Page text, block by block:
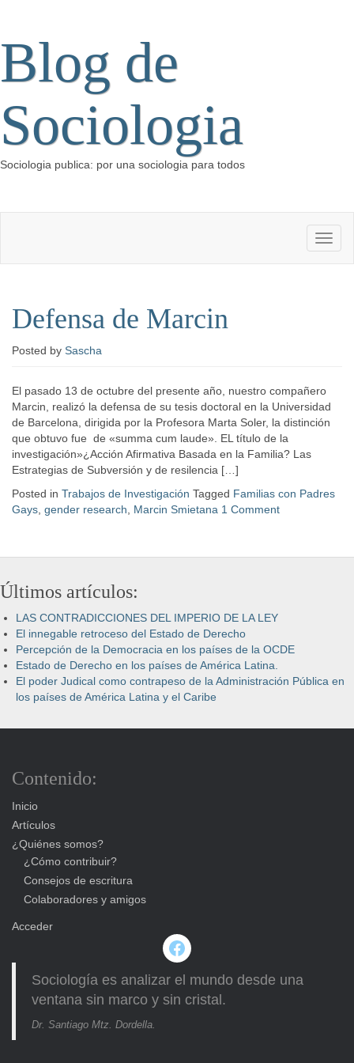
Blog de
Sociologia
Sociologia publica: por una sociologia para todos
Defensa de Marcin
Posted by Sascha
El pasado 13 de octubre del presente año, nuestro compañero
Marcin, realizó la defensa de su tesis doctoral en la Universidad
de Barcelona, dirigida por la Profesora Marta Soler, la distinción
que obtuvo fue de «summa cum laude». EL título de la
investigación»¿Acción Afirmativa Basada en la Familia? Las
Estrategias de Subversión y de resilencia […]
Posted in Trabajos de Investigación Tagged Familias con Padres
Gays gender research Marcin Smietana 1 Comment
Últimos artículos:
LAS CONTRADICCIONES DEL IMPERIO DE LA LEY
El innegable retroceso del Estado de Derecho
Percepción de la Democracia en los países de la OCDE
Estado de Derecho en los países de América Latina.
El poder Judical como contrapeso de la Administración Pública en
los países de América Latina y el Caribe
Contenido:
Inicio
Artículos
¿Quiénes somos?
¿Cómo contribuir?
Consejos de escritura
Colaboradores y amigos
Acceder
Facebook
Sociología es analizar el mundo desde una
ventana sin marco y sin cristal.
Dr. Santiago Mtz. Dordella.